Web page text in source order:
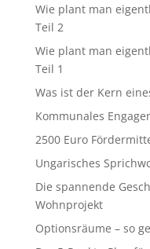
Wie plant man
Teil 2
Wie plant man
Teil 1
Was ist der Kern
Kommunales
2500 Euro
Ungarisches
Die spannende
Wohnprojekt
Optionsräume – so